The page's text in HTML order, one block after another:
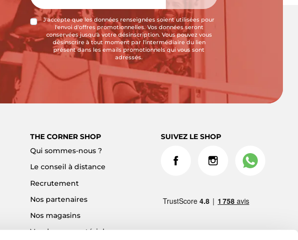
J'accepte que les données renseignées soient utilisées pour
l'envoi d'offres promotionnelles. Vos données seront
conservées jusqu'à votre désinscription. Vous pouvez vous
désinscrire à tout moment par l'intermédiaire du lien
présent dans les emails promotionnels qui vous sont
adressés.
THE CORNER SHOP
Qui sommes-nous ?
Le conseil à distance
Recrutement
Nos partenaires
Nos magasins
Vendre son matériel
SUIVEZ LE SHOP